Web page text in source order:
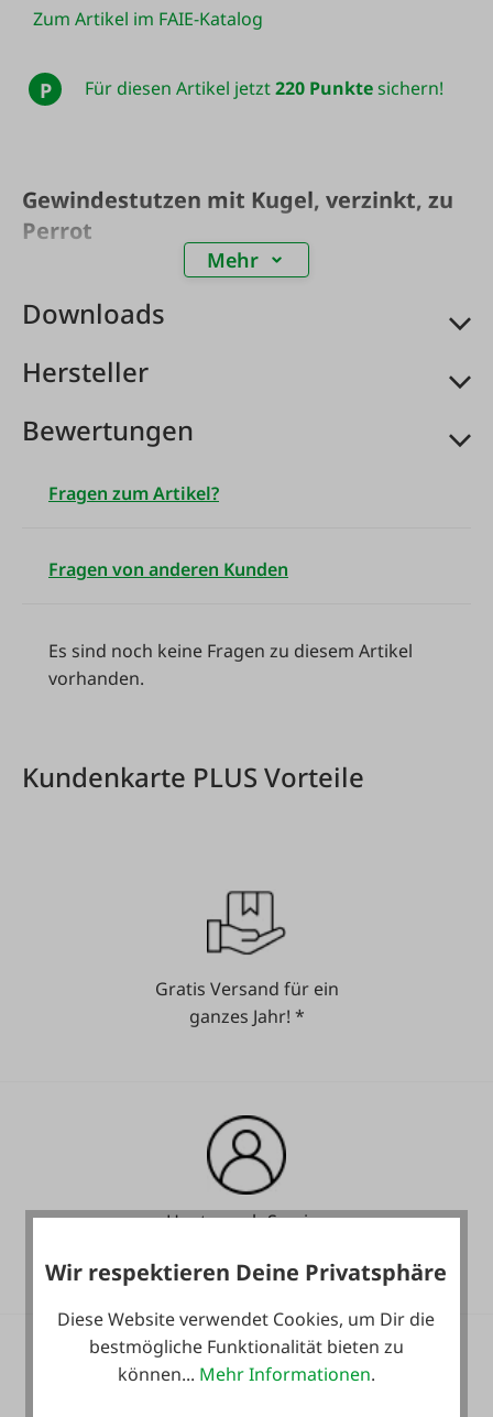
Zum Artikel im FAIE-Katalog
P Für diesen Artikel jetzt220 Punktesichern!
Gewindestutzen mit Kugel, verzinkt, zu
Perrot
Mehr
Downloads
Hersteller
Bewertungen
Fragen zum Artikel?
Fragen von anderen Kunden
Es sind noch keine Fragen zu diesem Artikel
vorhanden.
Kundenkarte PLUS Vorteile
Gratis Versand für ein
ganzes Jahr! *
Heute noch Service
Wir respektieren Deine Privatsphäre
Diese Website verwendet Cookies, um Dir die
bestmögliche Funktionalität bieten zu
können... Mehr Informationen.